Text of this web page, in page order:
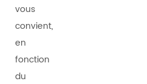
vous
convient,
en
fonction
du